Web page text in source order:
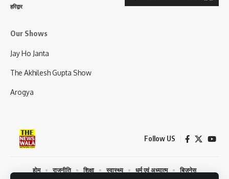
हरिद्वार
Our Shows
Jay Ho Janta
The Akhilesh Gupta Show
Arogya
Follow US
होम राजनीति शिक्षा स्वास्थ्य धर्म एवं अध्यात्म बिज़नेस